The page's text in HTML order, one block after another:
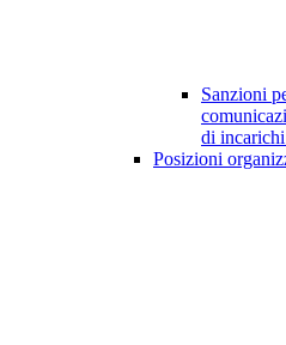
Sanzioni
di
Posizioni